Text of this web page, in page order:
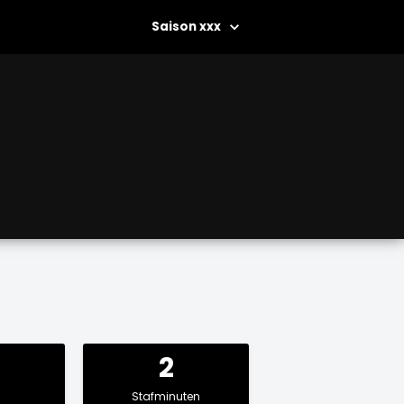
xxx
2
Stafminuten